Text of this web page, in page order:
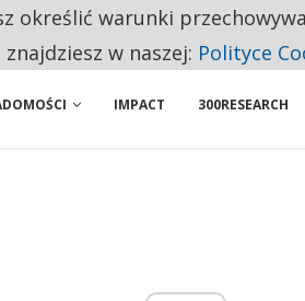
NA PODSTAWOWE ZAKUPY
IMPACT 300RESEARCH
określić warunki
w naszej: Polityce